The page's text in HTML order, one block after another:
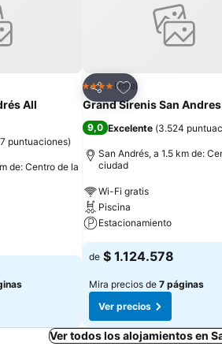
All
puntuaciones)
de: Centro de la
Compartir
Agregar a
4 EstrellasHotel
Grand Sirenis San Andres
9,0 Excelente (3.524
San Andrés, a 1.5 km de:
ciudad
Wi-Fi gratis
Piscina
Estacionamiento
de $ 1.124.578
Mira precios de 7 páginas
Ver precios
Ver todos los alojamientos en